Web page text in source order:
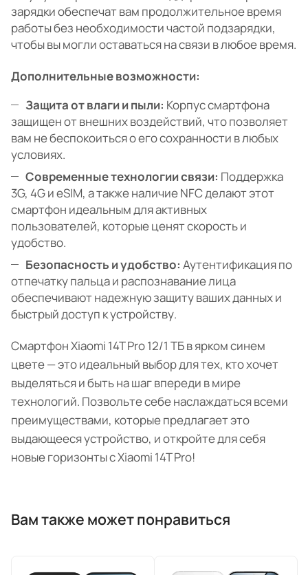
зарядки обеспечат вам продолжительное время
работы без необходимости частой подзарядки,
чтобы вы могли оставаться на связи в любое время.
Дополнительные возможности:
Защита от влаги и пыли: Корпус смартфона
защищен от внешних воздействий, что позволяет
вам не беспокоиться о его сохранности в любых
условиях.
Современные технологии связи: Поддержка
3G, 4G и eSIM, а также наличие NFC делают этот
смартфон идеальным для активных
пользователей, которые ценят скорость и
удобство.
Безопасность и удобство: Аутентификация по
отпечатку пальца и распознавание лица
обеспечивают надежную защиту ваших данных и
быстрый доступ к устройству.
Смартфон Xiaomi 14T Pro 12/1 ТБ в ярком синем
цвете — это идеальный выбор для тех, кто хочет
выделяться и быть на шаг впереди в мире
технологий. Позвольте себе наслаждаться всеми
преимуществами, которые предлагает это
выдающееся устройство, и откройте для себя
новые горизонты с Xiaomi 14T Pro!
Вам также может понравиться